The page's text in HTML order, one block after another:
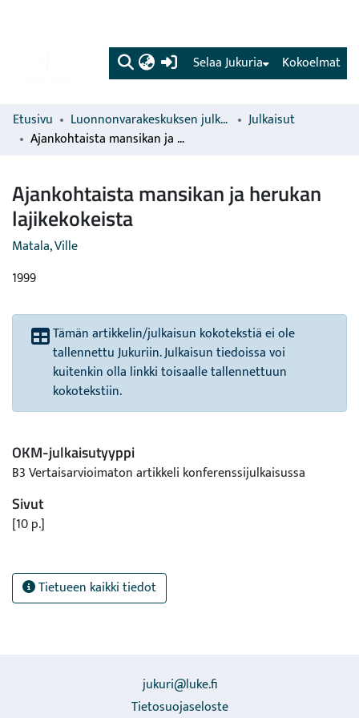
(current) Kokoelmat
Selaa Jukuria
Etusivu Luonnonvarakeskuksen julkaisut
Julkaisut
Ajankohtaista mansikan ja herukan lajikekokeista
Ajankohtaista mansikan ja herukan
lajikekokeista
Matala, Ville
1999
Tämän artikkelin/julkaisun kokotekstiä ei ole
tallennettu Jukuriin. Julkaisun tiedoissa voi
kuitenkin olla linkki toisaalle tallennettuun
kokotekstiin.
OKM-julkaisutyyppi
B3 Vertaisarvioimaton artikkeli konferenssijulkaisussa
Sivut
[10 p.]
Tietueen kaikki tiedot
jukuri@luke.fi
Tietosuojaseloste